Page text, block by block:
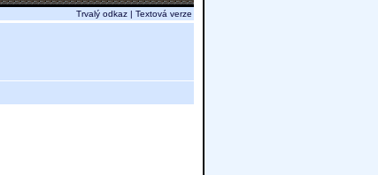
Trvalý odkaz | Textová verze